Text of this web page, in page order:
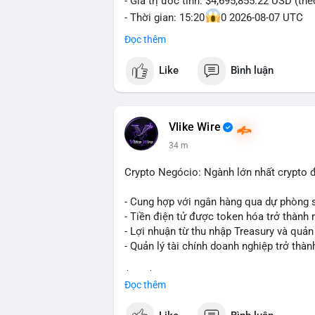
- Thời gian: 15:20
0 2026-08-07 UTC
Nhận định phân tích hành vi của Cá voi
triệu USD được dồn vào một giao dịch
không phải hành động phân tán nhỏ
hạn có thể gia tăng, ảnh hưởng đến
vì thoát ra.
Lời khuyên ngắn gọn cho nhà đầu tư
trong 24-48 giờ tới. Đừng vội hành
lẻ; hãy quan sát thêm các lệnh tiếp
chỉnh vị thế.
#72dot2609btc #4triệu7usd
Đọc thêm
Like Bình luận
Vlike Wire
34 m
Crypto Negócio: Ngành lớn nhất crypto
- Cung hợp với ngân hàng qua dự phòng
- Tiền điện tử được token hóa trở thành
- Lợi nhuận từ thu nhập Treasury và
- Quản lý tài chính doanh nghiệp trở
Đọc thêm